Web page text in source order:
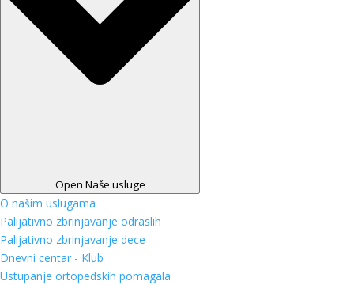
Open Naše usluge
O našim uslugama
Palijativno zbrinjavanje odraslih
Palijativno zbrinjavanje dece
Dnevni centar - Klub
Ustupanje ortopedskih pomagala